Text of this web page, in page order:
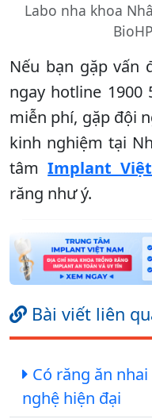
Labo nha khoa
Nếu bạn gặp vấn
ngay hotline 1900
miễn phí, gặp đội
kinh nghiệm tại
tâmImplant
răng như ý.
Bài viết liên
Có răng ăn
nghệ hiện đại